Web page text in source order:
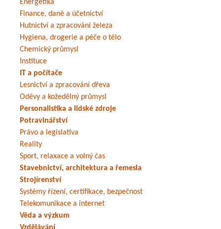
Energetika
Finance, daně a účetnictví
Hutnictví a zpracování železa
Hygiena, drogerie a péče o tělo
Chemický průmysl
Instituce
IT a počítače
Lesnictví a zpracování dřeva
Oděvy a kožedělný průmysl
Personalistika a lidské zdroje
Potravinářství
Právo a legislativa
Reality
Sport, relaxace a volný čas
Stavebnictví, architektura a řemesla
Strojírenství
Systémy řízení, certifikace, bezpečnost
Telekomunikace a internet
Věda a výzkum